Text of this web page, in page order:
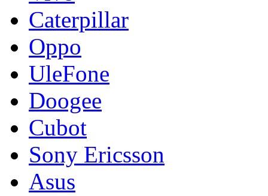
Caterpillar
Oppo
UleFone
Doogee
Cubot
Sony Ericsson
Asus